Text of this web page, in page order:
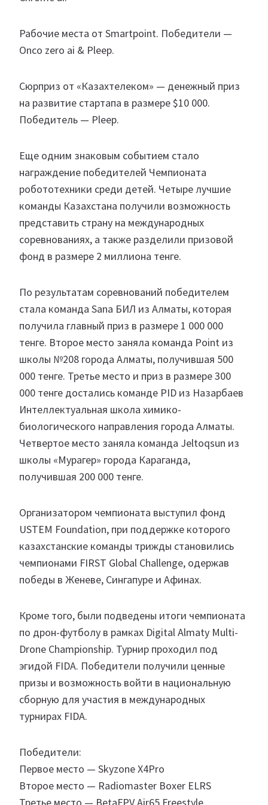
Рабочие места от Smartpoint. Победители —
Onco zero ai & Pleep.
Сюрприз от «Казахтелеком» — денежный приз
на развитие стартапа в размере $10 000.
Победитель — Pleep.
Еще одним знаковым событием стало
награждение победителей Чемпионата
робототехники среди детей. Четыре лучшие
команды Казахстана получили возможность
представить страну на международных
соревнованиях, а также разделили призовой
фонд в размере 2 миллиона тенге.
По результатам соревнований победителем
стала команда Sana БИЛ из Алматы, которая
получила главный приз в размере 1 000 000
тенге. Второе место заняла команда Point из
школы №208 города Алматы, получившая 500
000 тенге. Третье место и приз в размере 300
000 тенге достались команде PID из Назарбаев
Интеллектуальная школа химико-
биологического направления города Алматы.
Четвертое место заняла команда Jeltoqsun из
школы «Мурагер» города Караганда,
получившая 200 000 тенге.
Организатором чемпионата выступил фонд
USTEM Foundation, при поддержке которого
казахстанские команды трижды становились
чемпионами FIRST Global Challenge, одержав
победы в Женеве, Сингапуре и Афинах.
Кроме того, были подведены итоги чемпионата
по дрон-футболу в рамках Digital Almaty Multi-
Drone Championship. Турнир проходил под
эгидой FIDA. Победители получили ценные
призы и возможность войти в национальную
сборную для участия в международных
турнирах FIDA.
Победители:
Первое место — Skyzone X4Pro
Второе место — Radiomaster Boxer ELRS